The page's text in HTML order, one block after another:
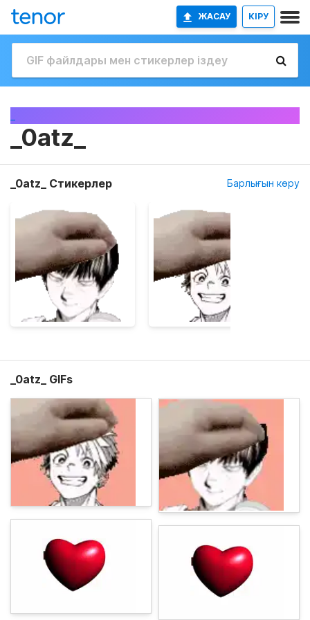
ЖАСАУ КІРУ
_0atz_
_0atz_ Стикерлер Барлығын көру
_0atz_ GIFs